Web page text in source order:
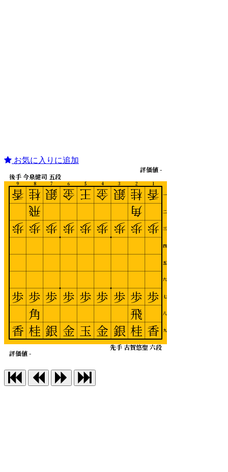
お気に入りに追加
1
2
3
4
5
6
7
8
9
一
二
三
四
五
六
七
八
九
先手 古賀悠聖 六段
後手 今泉健司 五段
評価値 -
評価値 -
香
歩
歩
香
桂
角
歩
歩
飛
桂
銀
歩
歩
銀
金
歩
歩
金
王
歩
歩
玉
金
歩
歩
金
銀
歩
歩
銀
桂
飛
歩
歩
角
桂
香
歩
歩
香